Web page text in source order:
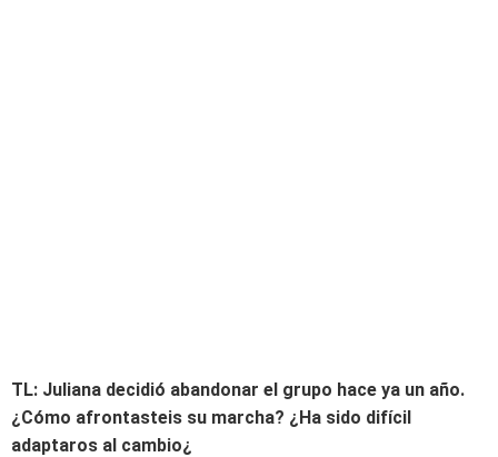
TL: Juliana decidió abandonar el grupo hace ya un año.
¿Cómo afrontasteis su marcha? ¿Ha sido difícil
adaptaros al cambio¿